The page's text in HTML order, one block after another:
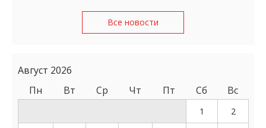
Все новости
Август 2026
Пн
Вт Ср Чт Пт Сб Вс
1 2